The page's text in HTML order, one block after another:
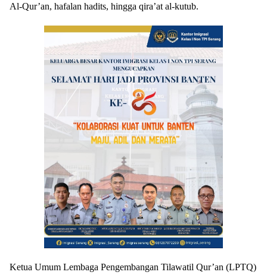
Al-Qur’an, hafalan hadits, hingga qira’at al-kutub.
Ketua Umum Lembaga Pengembangan Tilawatil Qur’an (LPTQ)